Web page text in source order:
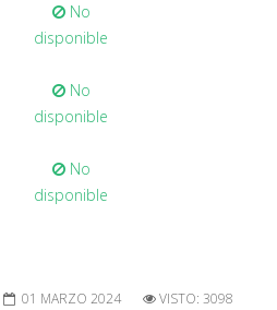
No
disponible
No
disponible
No
disponible
01 MARZO 2024 VISTO: 3098